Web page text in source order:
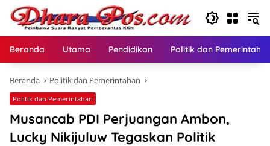
Langsung
konten
Beranda Utama Pendidikan Politik dan
Beranda Politik dan Pemerintahan
Politik dan Pemerintahan
Musancab PDI Perjuangan Ambon,
Lucky Nikijuluw Tegaskan Politik